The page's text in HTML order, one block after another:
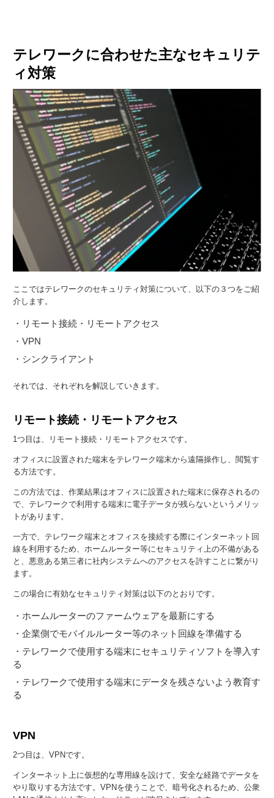
テレワークに合わせた主なセキュリテ
ィ対策
ここではテレワークのセキュリティ対策について、以下の３つをご紹
介します。
・リモート接続・リモートアクセス
・VPN
・シンクライアント
それでは、それぞれを解説していきます。
リモート接続・リモートアクセス
1つ目は、リモート接続・リモートアクセスです。
オフィスに設置された端末をテレワーク端末から遠隔操作し、閲覧す
る方法です。
この方法では、作業結果はオフィスに設置された端末に保存されるの
で、テレワークで利用する端末に電子データが残らないというメリッ
トがあります。
一方で、テレワーク端末とオフィスを接続する際にインターネット回
線を利用するため、ホームルーター等にセキュリティ上の不備がある
と、悪意ある第三者に社内システムへのアクセスを許すことに繋がり
ます。
この場合に有効なセキュリティ対策は以下のとおりです。
・ホームルーターのファームウェアを最新にする
・企業側でモバイルルーター等のネット回線を準備する
・テレワークで使用する端末にセキュリティソフトを導入す
る
・テレワークで使用する端末にデータを残さないよう教育す
る
VPN
2つ目は、VPNです。
インターネット上に仮想的な専用線を設けて、安全な経路でデータを
やり取りする方法です。VPNを使うことで、暗号化されるため、公衆